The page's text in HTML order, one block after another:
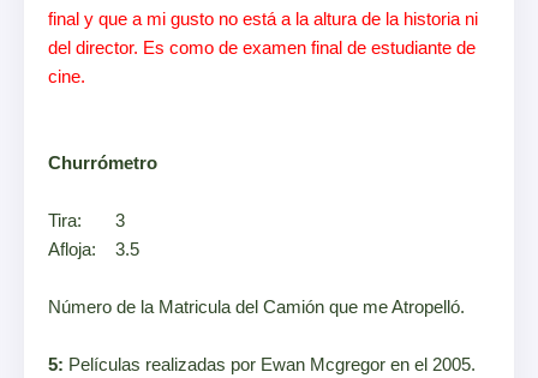
final y que a mi gusto no está a la altura de la historia ni
del director. Es como de examen final de estudiante de
cine.
Churrómetro
Tira: 3
Afloja:
3.5
Número de la Matricula del Camión que me Atropelló.
5: Películas realizadas por Ewan Mcgregor en el 2005.